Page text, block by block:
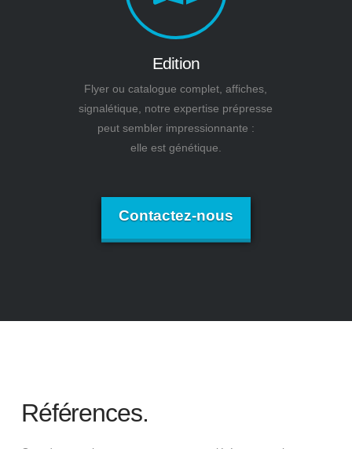
Edition
Flyer ou catalogue complet, affiches,
signalétique, notre expertise prépresse
peut sembler impressionnante :
elle est génétique.
Contactez-nous
Références.